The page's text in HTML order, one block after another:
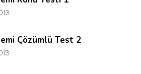
Çözümlü Test 2